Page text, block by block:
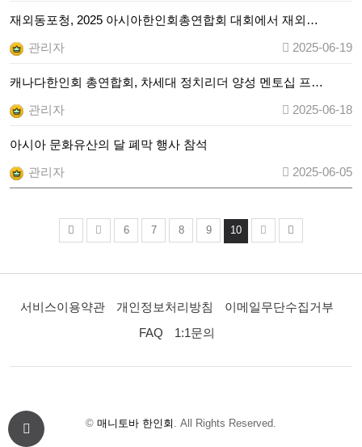
재외동포청, 2025 아시아한인회총연합회 대회에서 재외…
관리자
2025-06-19
캐나다한인회 총연합회, 차세대 정치리더 양성 멘토십 프…
관리자
2025-06-18
아시아 문화유산의 달 폐막 행사 참석
관리자
2025-06-05
6 7 8 9 10
서비스이용약관 개인정보처리방침
이메일무단수집거부
FAQ
1:1문의
© 매니토바 한인회 . All Rights Reserved.